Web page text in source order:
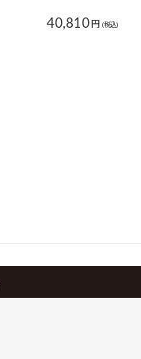
40,810円 (税込)